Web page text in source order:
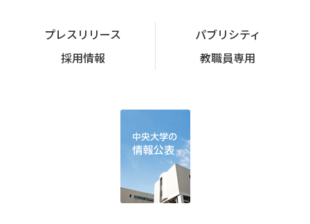
プレスリリース
パブリシティ
採用情報
教職員専用